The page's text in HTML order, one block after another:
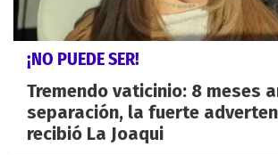
¡NO PUEDE SER!
Tremendo vaticinio: 8 meses
separación, la fuerte
recibió La Joaqui